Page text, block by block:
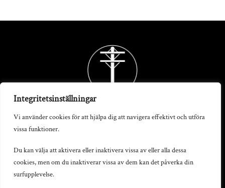
Integritetsinställningar
Vi använder cookies för att hjälpa dig att navigera effektivt och utföra
vissa funktioner.
Du kan välja att aktivera eller inaktivera vissa av eller alla dessa
cookies, men om du inaktiverar vissa av dem kan det påverka din
surfupplevelse.
Back
To
Telegrafstationen AB
S:t Persgatan 19, 602 33 Norrköping